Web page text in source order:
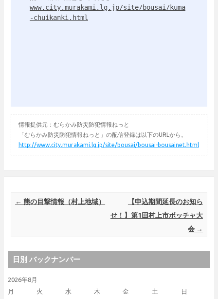
www.city.murakami.lg.jp/site/bousai/kuma
-chuikanki.html
情報提供元：むらかみ防災防犯情報ねっと
「むらかみ防災防犯情報ねっと」の配信登録は以下のURLから。
http://www.city.murakami.lg.jp/site/bousai/bousai-bousainet.html
Post navigation
← 熊の目撃情報（村上地域）
【申込期間延長のお知ら
せ！】第1回村上市ボッチャ大
会 →
日別 バックナンバー
2026年8月
月
火 水 木 金 土 日